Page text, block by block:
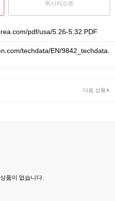
위시리스트
pdf/usa/5.26-5.32.PDF
techdata/EN/9842_techdata.
다음 상품
품이 없습니다.